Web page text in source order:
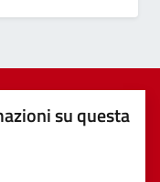
su questa